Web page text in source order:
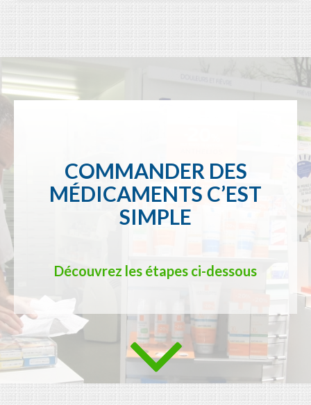
COMMANDER DES
MÉDICAMENTS C’EST
SIMPLE
Découvrez les étapes ci-dessous